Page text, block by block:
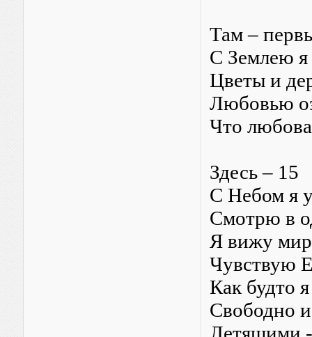
Там –
С Землею
Цветы и
Любовью
Что
Здесь – 15
С Небом я
Смотрю в
Я вижу
Чувствую
Как будто
Свободно